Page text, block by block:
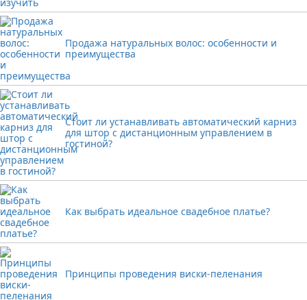
Продажа натуральных волос: особенности и
преимущества
Стоит ли устанавливать автоматический карниз
для штор с дистанционным управлением в
гостиной?
Как выбрать идеальное свадебное платье?
Принципы проведения виски-пеленания